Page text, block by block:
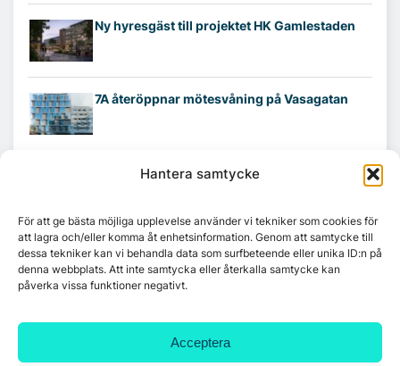
Hantera samtycke
För att ge bästa möjliga upplevelse använder vi tekniker som cookies för
att lagra och/eller komma åt enhetsinformation. Genom att samtycke till
dessa tekniker kan vi behandla data som surfbeteende eller unika ID:n på
denna webbplats. Att inte samtycka eller återkalla samtycke kan
påverka vissa funktioner negativt.
Acceptera
Ny hyresgäst till projektet HK Gamlestaden
7A återöppnar mötesvåning på Vasagatan
Tandem Health flyttar till Kungsgatan
Croisette rådgivare vid fastighetsaffär